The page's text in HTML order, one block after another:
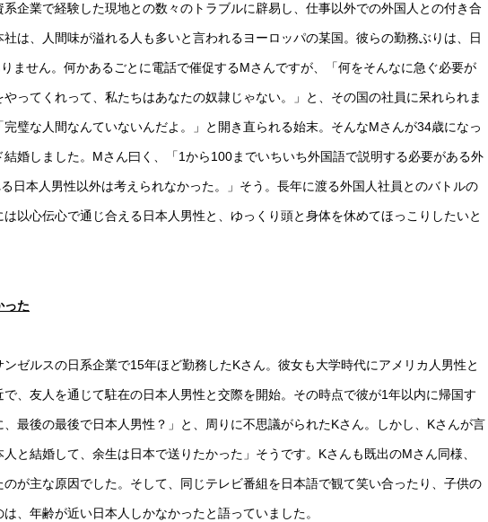
企業で経験した現地との数々のトラブルに辟易し、仕事以外での外国人との付き合
は、人間味が溢れる人も多いと言われるヨーロッパの某国。彼らの勤務ぶりは、日
ません。何かあるごとに電話で催促するMさんですが、「何をそんなに急ぐ必要が
ってくれって、私たちはあなたの奴隷じゃない。」と、その国の社員に呆れられま
璧な人間なんていないんだよ。」と開き直られる始末。そんなMさんが34歳になっ
婚しました。Mさん曰く、「1から100までいちいち外国語で説明する必要がある外
日本人男性以外は考えられなかった。」そう。長年に渡る外国人社員とのバトルの
以心伝心で通じ合える日本人男性と、ゆっくり頭と身体を休めてほっこりしたいと
った
ゼルスの日系企業で15年ほど勤務したKさん。彼女も大学時代にアメリカ人男性と
、友人を通じて駐在の日本人男性と交際を開始。その時点で彼が1年以内に帰国す
最後の最後で日本人男性？」と、周りに不思議がられたKさん。しかし、Kさんが言
と結婚して、余生は日本で送りたかった」そうです。Kさんも既出のMさん同様、
が主な原因でした。そして、同じテレビ番組を日本語で観て笑い合ったり、子供の
、年齢が近い日本人しかなかったと語っていました。